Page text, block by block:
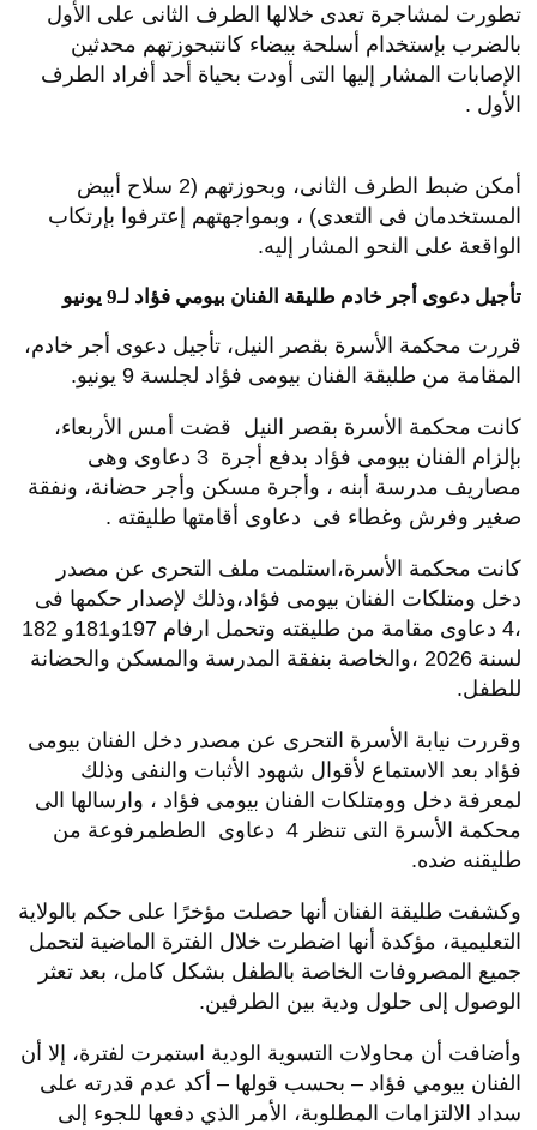
تطورت لمشاجرة تعدى خلالها الطرف الثانى على الأول
بالضرب بإستخدام أسلحة بيضاء كانتبحوزتهم محدثين
الإصابات المشار إليها التى أودت بحياة أحد أفراد الطرف
الأول .
أمكن ضبط الطرف الثانى، وبحوزتهم (2 سلاح أبيض
المستخدمان فى التعدى) ، وبمواجهتهم إعترفوا بإرتكاب
الواقعة على النحو المشار إليه.
تأجيل دعوى أجر خادم طليقة الفنان بيومي فؤاد لـ9 يونيو
قررت محكمة الأسرة بقصر النيل، تأجيل دعوى أجر خادم،
المقامة من طليقة الفنان بيومى فؤاد لجلسة 9 يونيو.
كانت محكمة الأسرة بقصر النيل قضت أمس الأربعاء،
بإلزام الفنان بيومى فؤاد بدفع أجرة 3 دعاوى وهى
مصاريف مدرسة أبنه ، وأجرة مسكن وأجر حضانة، ونفقة
صغير وفرش وغطاء فى دعاوى أقامتها طليقته .
كانت محكمة الأسرة،استلمت ملف التحرى عن مصدر
دخل ومتلكات الفنان بيومى فؤاد،وذلك لإصدار حكمها فى
،4 دعاوى مقامة من طليقته وتحمل ارفام 197و181و 182
لسنة 2026 ،والخاصة بنفقة المدرسة والمسكن والحضانة
للطفل.
وقررت نيابة الأسرة التحرى عن مصدر دخل الفنان بيومى
فؤاد بعد الاستماع لأقوال شهود الأثبات والنفى وذلك
لمعرفة دخل وومتلكات الفنان بيومى فؤاد ، وارسالها الى
محكمة الأسرة التى تنظر 4 دعاوى الططمرفوعة من
طليقنه ضده.
وكشفت طليقة الفنان أنها حصلت مؤخرًا على حكم بالولاية
التعليمية، مؤكدة أنها اضطرت خلال الفترة الماضية لتحمل
جميع المصروفات الخاصة بالطفل بشكل كامل، بعد تعثر
الوصول إلى حلول ودية بين الطرفين.
وأضافت أن محاولات التسوية الودية استمرت لفترة، إلا أن
الفنان بيومي فؤاد – بحسب قولها – أكد عدم قدرته على
سداد الالتزامات المطلوبة، الأمر الذي دفعها للجوء إلى